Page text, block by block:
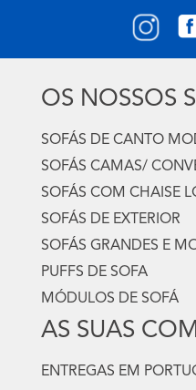
OS NOSSOS
SOFÁS DE CANTO
SOFÁS CAMAS/
SOFÁS COM CHAISE
SOFÁS DE EXTERIOR
SOFÁS GRANDES E
PUFFS DE SOFA
MÓDULOS DE SOFÁ
AS SUAS
ENTREGAS EM